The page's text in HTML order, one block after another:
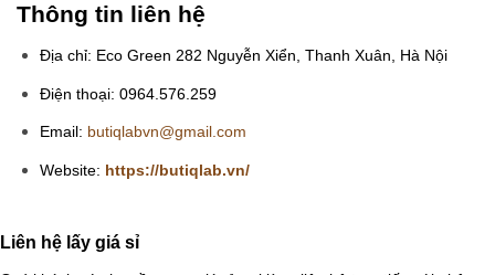
Thông tin liên hệ
Địa chỉ: Eco Green 282 Nguyễn Xiển, Thanh Xuân, Hà Nội
Điện thoại: 0964.576.259
Email: butiqlabvn@gmail.com
Website: https://butiqlab.vn/
Liên hệ lấy giá sỉ